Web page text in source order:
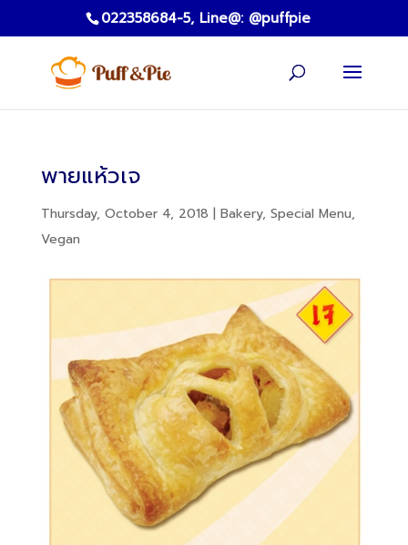
022358684-5, Line@: @puffpie
พายแห้วเจ
Thursday, October 4, 2018 | Bakery, Special Menu,
Vegan